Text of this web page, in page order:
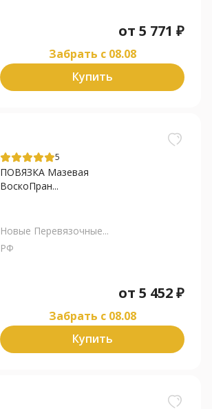
от 5 771 ₽
Забрать c 08.08
Купить
5
ПОВЯЗКА Мазевая
ВоскоПран...
Новые Перевязочные...
РФ
от 5 452₽
Забрать c 08.08
Купить